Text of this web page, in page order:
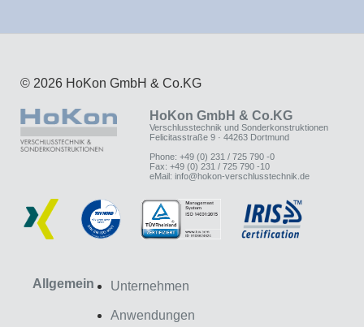
© 2026 HoKon GmbH & Co.KG
HoKon GmbH & Co.KG
Verschlusstechnik und Sonderkonstruktionen
Felicitasstraße 9 · 44263 Dortmund
Phone: +49 (0) 231 / 725 790 -0
Fax: +49 (0) 231 / 725 790 -10
eMail: info@hokon-verschlusstechnik.de
Allgemein Unternehmen
Anwendungen